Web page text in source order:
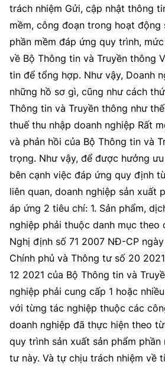
trách nhiệm Gửi, cập nhật thông
mềm, công đoạn trong hoạt động
phần mềm đáp ứng quy trình,
về Bộ Thông tin và Truyền thông
tin để tổng hợp. Như vậy, Doanh
những hồ sơ gì, cũng như cách
Thông tin và Truyền thông như
thuế thu nhập doanh nghiệp Rất
và phản hồi của Bộ Thông tin và
trọng. Như vậy, để được hưởng
bên cạnh việc đáp ứng quy định
liên quan, doanh nghiệp sản xuất
áp ứng 2 tiêu chí: 1. Sản phẩm,
nghiệp phải thuộc danh mục
Nghị định số 71 2007 NĐ-CP
Chính phủ và Thông tư số 20
12 2021 của Bộ Thông tin và
nghiệp phải cung cấp 1 hoặc
với từng tác nghiệp thuộc các
doanh nghiệp đã thực hiện theo
quy trình sản xuất sản phẩm
tư này. Và tự chịu trách nhiệm về